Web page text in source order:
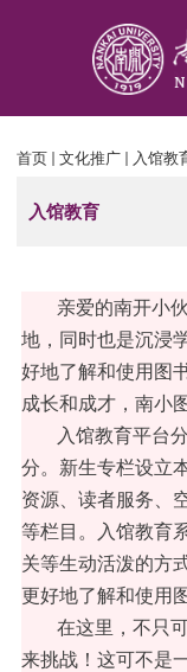
首页 文化推广 入馆教
入馆教育
亲爱的南开小
地，同时也是沉浸
好地了解和使用图
成长和成才，南小
入馆教育平台
分。新生专栏设立
资源、读者服务、
等栏目。入馆教育
关等生动活泼的方
更好地了解和使用
在这里，不只
来挑战！这可不是